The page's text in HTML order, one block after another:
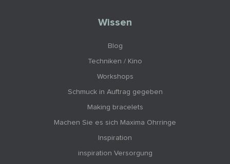
Wissen
Blog
Techniken / Kino
Workshops
Schmuck in Auftrag gegeben
Making bracelets
Machen Sie es sich Maxima Ohrringe
Inspiration
inspiration Versorgung